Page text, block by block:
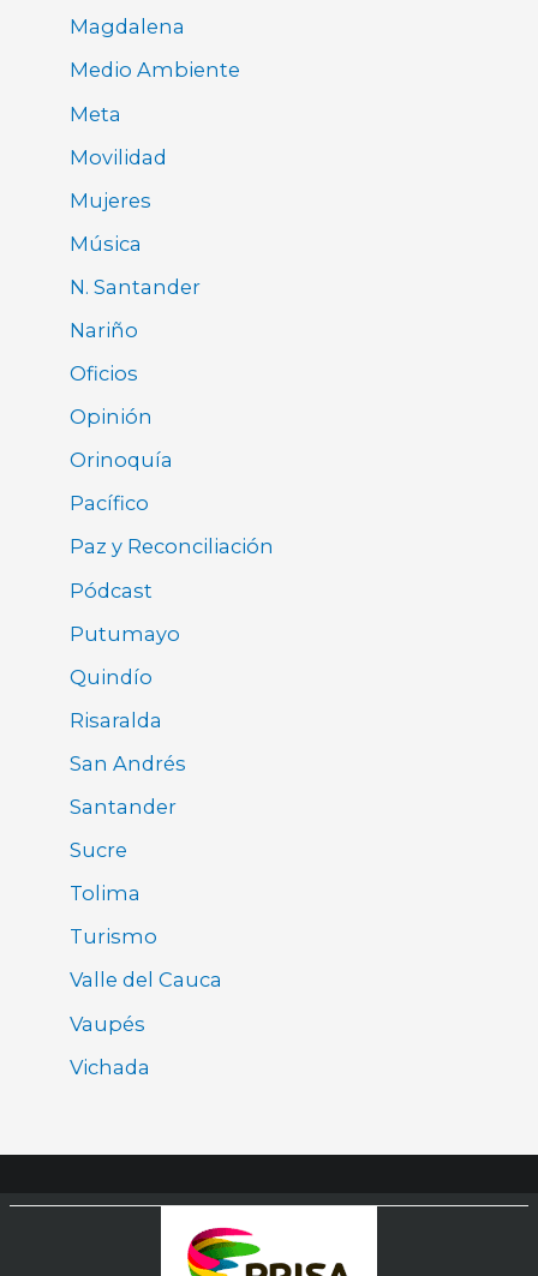
Magdalena
Medio Ambiente
Meta
Movilidad
Mujeres
Música
N. Santander
Nariño
Oficios
Opinión
Orinoquía
Pacífico
Paz y Reconciliación
Pódcast
Putumayo
Quindío
Risaralda
San Andrés
Santander
Sucre
Tolima
Turismo
Valle del Cauca
Vaupés
Vichada